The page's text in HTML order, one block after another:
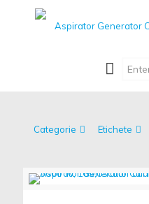
Categorie Etichete